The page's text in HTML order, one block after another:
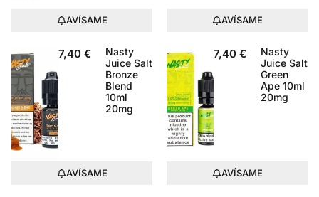
AVÍSAME AVÍSAME
7,40 €
Nasty
Juice Salt
Bronze
Blend
10ml
20mg
AVÍSAME
7,40 €
Nasty
Juice Salt
Green
Ape 10ml
20mg
AVÍSAME